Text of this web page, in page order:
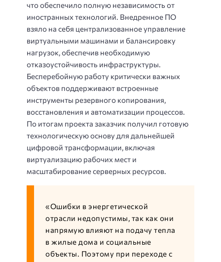
что обеспечило полную независимость от
иностранных технологий. Внедренное ПО
взяло на себя централизованное управление
виртуальными машинами и балансировку
нагрузок, обеспечив необходимую
отказоустойчивость инфраструктуры.
Бесперебойную работу критически важных
объектов поддерживают встроенные
инструменты резервного копирования,
восстановления и автоматизации процессов.
По итогам проекта заказчик получил готовую
технологическую основу для дальнейшей
цифровой трансформации, включая
виртуализацию рабочих мест и
масштабирование серверных ресурсов.
«Ошибки в энергетической
отрасли недопустимы, так как они
напрямую влияют на подачу тепла
в жилые дома и социальные
объекты. Поэтому при переходе с